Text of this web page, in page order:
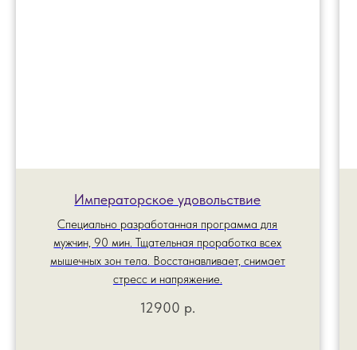
Императорское удовольствие
Специально разработанная программа для
мужчин, 90 мин. Тщательная проработка всех
мышечных зон тела. Восстанавливает, снимает
стресс и напряжение.
12900 р.